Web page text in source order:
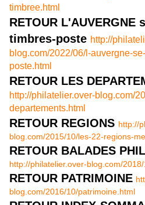
timbree.html
RETOUR L'AUVERGNE
timbres-poste http://
blog.com/2022/06/l-auvergne-
poste.html
RETOUR LES
http://philatelier.over-blog.com/
departements.html
RETOUR REGIONS http://
blog.com/2015/10/les-22-regions-
RETOUR BALADES
http://philatelier.over-blog.com/
RETOUR PATRIMOINE
blog.com/2016/10/patrimoine.html